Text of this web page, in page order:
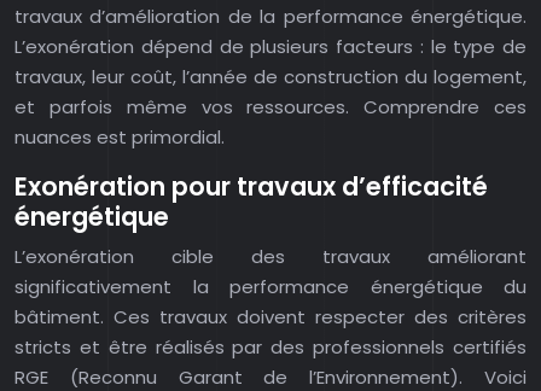
travaux d’amélioration de la performance énergétique.
L’exonération dépend de plusieurs facteurs : le type de
travaux, leur coût, l’année de construction du logement,
et parfois même vos ressources. Comprendre ces
nuances est primordial.
Exonération pour travaux d’efficacité
énergétique
L’exonération cible des travaux améliorant
significativement la performance énergétique du
bâtiment. Ces travaux doivent respecter des critères
stricts et être réalisés par des professionnels certifiés
RGE (Reconnu Garant de l’Environnement). Voici